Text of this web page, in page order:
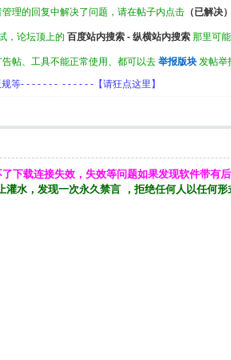
理的回复中解决了问题，请在帖子内点击 （已解决）
，论坛顶上的 百度站内搜索 - 纵横站内搜索 那里可
帖、工具不能正常使用、都可以去 举报版块 发帖举
等- - - - - - - - - - - - -【请狂点这里】
下载连接失效，失效等问题如果发现软件带有
水，发现一次永久禁言 ，拒绝任何人以任何